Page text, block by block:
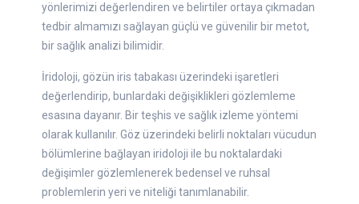
yönlerimizi değerlendiren ve belirtiler ortaya çıkmadan
tedbir almamızı sağlayan güçlü ve güvenilir bir metot,
bir sağlık analizi bilimidir.
İridoloji, gözün iris tabakası üzerindeki işaretleri
değerlendirip, bunlardaki değişiklikleri gözlemleme
esasına dayanır. Bir teşhis ve sağlık izleme yöntemi
olarak kullanılır. Göz üzerindeki belirli noktaları vücudun
bölümlerine bağlayan iridoloji ile bu noktalardaki
değişimler gözlemlenerek bedensel ve ruhsal
problemlerin yeri ve niteliği tanımlanabilir.